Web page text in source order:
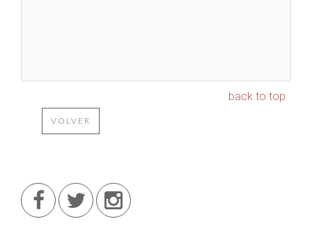
back to top
VOLVER